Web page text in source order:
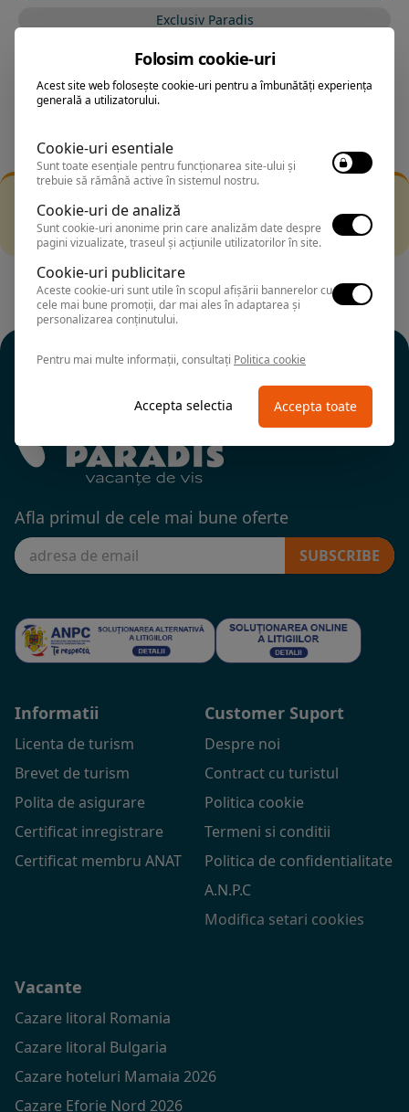
Exclusiv Paradis
Stele 1-5
Stele 5-1
Incearca sa folosesti o cautarea mai generala sau alege
alte fitre.
Afla primul de cele mai bune oferte
SUBSCRIBE
Informatii
Licenta de turism
Brevet de turism
Polita de asigurare
Certificat inregistrare
Certificat membru ANAT
Customer Suport
Despre noi
Contract cu turistul
Politica cookie
Termeni si conditii
Politica de confidentialitate
A.N.P.C
Modifica setari cookies
Vacante
Cazare litoral Romania
Cazare litoral Bulgaria
Cazare hoteluri Mamaia 2026
Cazare Eforie Nord 2026
Folosim cookie-uri
Acest site web folosește cookie-uri pentru a îmbunătăți experiența
generală a utilizatorului.
Cookie-uri esentiale
Sunt toate esențiale pentru funcționarea site-ului și
trebuie să rămână active în sistemul nostru.
Cookie-uri de analiză
Sunt cookie-uri anonime prin care analizăm date despre
pagini vizualizate, traseul și acțiunile utilizatorilor în site.
Cookie-uri publicitare
Aceste cookie-uri sunt utile în scopul afișării bannerelor cu
cele mai bune promoții, dar mai ales în adaptarea și
personalizarea conținutului.
Pentru mai multe informații, consultați Politica cookie
Accepta selectia Accepta toate